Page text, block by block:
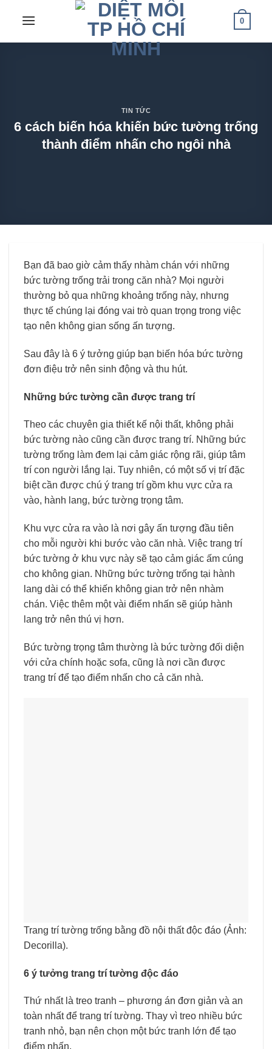
0
TIN TỨC
6 cách biến hóa khiến bức tường trống
thành điểm nhấn cho ngôi nhà
Bạn đã bao giờ cảm thấy nhàm chán với những
bức tường trống trải trong căn nhà? Mọi người
thường bỏ qua những khoảng trống này, nhưng
thực tế chúng lại đóng vai trò quan trọng trong việc
tạo nên không gian sống ấn tượng.
Sau đây là 6 ý tưởng giúp bạn biến hóa bức tường
đơn điệu trở nên sinh động và thu hút.
Những bức tường cần được trang trí
Theo các chuyên gia thiết kế nội thất, không phải
bức tường nào cũng cần được trang trí. Những bức
tường trống làm đem lại cảm giác rộng rãi, giúp tâm
trí con người lắng lại. Tuy nhiên, có một số vị trí đặc
biệt cần được chú ý trang trí gồm khu vực cửa ra
vào, hành lang, bức tường trọng tâm.
Khu vực cửa ra vào là nơi gây ấn tượng đầu tiên
cho mỗi người khi bước vào căn nhà. Việc trang trí
bức tường ở khu vực này sẽ tạo cảm giác ấm cúng
cho không gian. Những bức tường trống tại hành
lang dài có thể khiến không gian trở nên nhàm
chán. Việc thêm một vài điểm nhấn sẽ giúp hành
lang trở nên thú vị hơn.
Bức tường trọng tâm thường là bức tường đối diện
với cửa chính hoặc sofa, cũng là nơi cần được
trang trí để tạo điểm nhấn cho cả căn nhà.
Trang trí tường trống bằng đồ nội thất độc đáo (Ảnh:
Decorilla).
6 ý tưởng trang trí tường độc đáo
Thứ nhất là treo tranh – phương án đơn giản và an
toàn nhất để trang trí tường. Thay vì treo nhiều bức
tranh nhỏ, bạn nên chọn một bức tranh lớn để tạo
điểm nhấn.